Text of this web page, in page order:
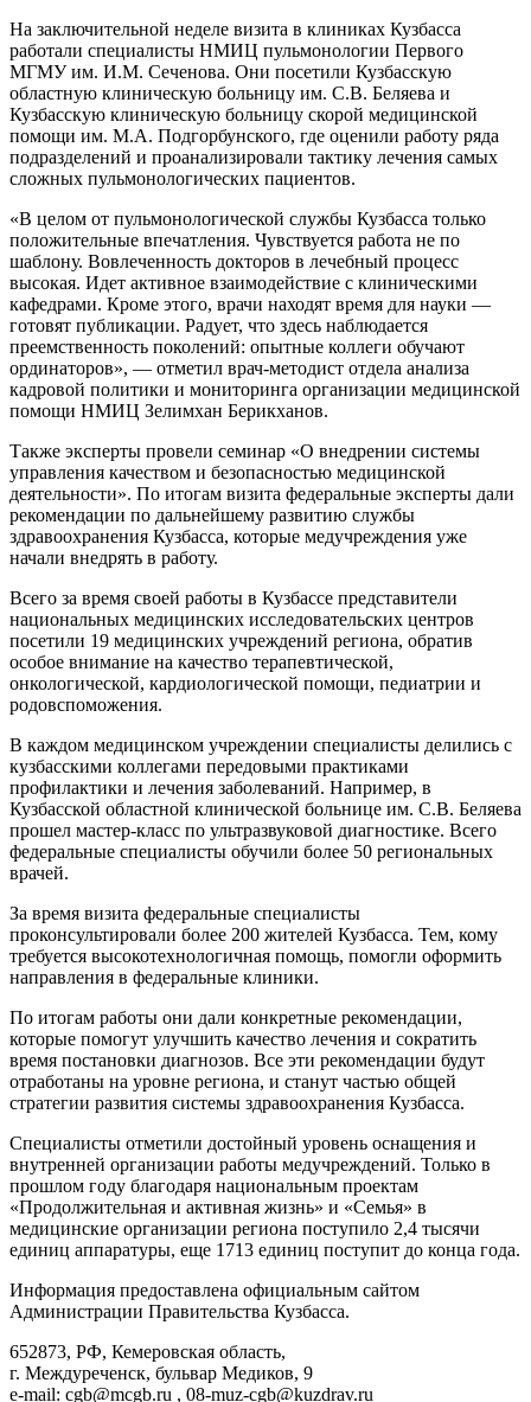
На заключительной неделе визита в клиниках Кузбасса
работали специалисты НМИЦ пульмонологии Первого
МГМУ им. И.М. Сеченова. Они посетили Кузбасскую
областную клиническую больницу им. С.В. Беляева и
Кузбасскую клиническую больницу скорой медицинской
помощи им. М.А. Подгорбунского, где оценили работу ряда
подразделений и проанализировали тактику лечения самых
сложных пульмонологических пациентов.
«В целом от пульмонологической службы Кузбасса только
положительные впечатления. Чувствуется работа не по
шаблону. Вовлеченность докторов в лечебный процесс
высокая. Идет активное взаимодействие с клиническими
кафедрами. Кроме этого, врачи находят время для науки —
готовят публикации. Радует, что здесь наблюдается
преемственность поколений: опытные коллеги обучают
ординаторов», — отметил врач-методист отдела анализа
кадровой политики и мониторинга организации медицинской
помощи НМИЦ Зелимхан Берикханов.
Также эксперты провели семинар «О внедрении системы
управления качеством и безопасностью медицинской
деятельности». По итогам визита федеральные эксперты дали
рекомендации по дальнейшему развитию службы
здравоохранения Кузбасса, которые медучреждения уже
начали внедрять в работу.
Всего за время своей работы в Кузбассе представители
национальных медицинских исследовательских центров
посетили 19 медицинских учреждений региона, обратив
особое внимание на качество терапевтической,
онкологической, кардиологической помощи, педиатрии и
родовспоможения.
В каждом медицинском учреждении специалисты делились с
кузбасскими коллегами передовыми практиками
профилактики и лечения заболеваний. Например, в
Кузбасской областной клинической больнице им. С.В. Беляева
прошел мастер-класс по ультразвуковой диагностике. Всего
федеральные специалисты обучили более 50 региональных
врачей.
За время визита федеральные специалисты
проконсультировали более 200 жителей Кузбасса. Тем, кому
требуется высокотехнологичная помощь, помогли оформить
направления в федеральные клиники.
По итогам работы они дали конкретные рекомендации,
которые помогут улучшить качество лечения и сократить
время постановки диагнозов. Все эти рекомендации будут
отработаны на уровне региона, и станут частью общей
стратегии развития системы здравоохранения Кузбасса.
Специалисты отметили достойный уровень оснащения и
внутренней организации работы медучреждений. Только в
прошлом году благодаря национальным проектам
«Продолжительная и активная жизнь» и «Семья» в
медицинские организации региона поступило 2,4 тысячи
единиц аппаратуры, еще 1713 единиц поступит до конца года.
Информация предоставлена официальным сайтом
Администрации Правительства Кузбасса.
652873, РФ, Кемеровская область,
г. Междуреченск, бульвар Медиков, 9
e-mail: cgb@mcgb.ru , 08-muz-cgb@kuzdrav.ru